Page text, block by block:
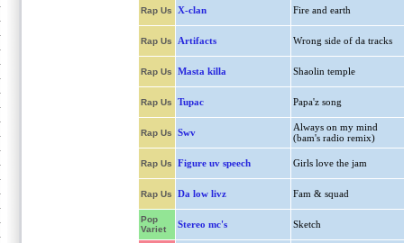
Rap Us X-clan Fire and earth
Rap Us Artifacts Wrong side of da tracks
Rap Us Masta killa Shaolin temple
Rap Us Tupac Papa'z song
Rap Us Swv
Always on my mind
(bam's radio remix)
Rap Us Figure uv speech Girls love the jam
Rap Us Da low livz Fam & squad
Pop
Variet
Stereo mc's Sketch